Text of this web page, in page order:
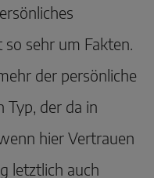
so sehr um Fakten.
der persönliche
Typ, der da in
hier Vertrauen
letztlich auch